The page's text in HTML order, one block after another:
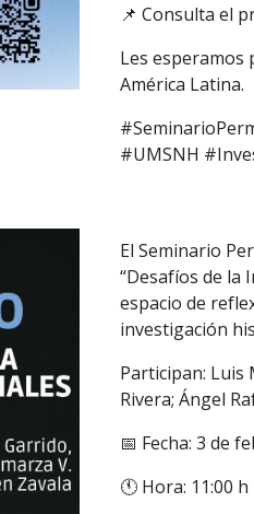
📌 Consulta el
Les esperamos
América Latina.
#UMSNH
El Seminario
“Desafíos de la
espacio de
investigación
Participan: Luis
Rivera; Ángel
📅 Fecha: 3 de
🕚 Hora: 11:00 h